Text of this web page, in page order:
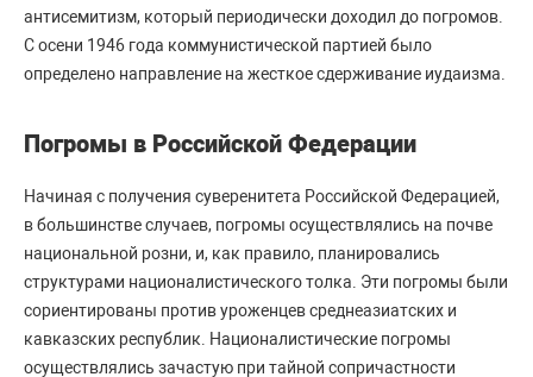
антисемитизм, который периодически доходил до погромов.
С осени 1946 года коммунистической партией было
определено направление на жесткое сдерживание иудаизма.
Погромы в Российской Федерации
Начиная с получения суверенитета Российской Федерацией,
в большинстве случаев, погромы осуществлялись на почве
национальной розни, и, как правило, планировались
структурами националистического толка. Эти погромы были
сориентированы против уроженцев среднеазиатских и
кавказских республик. Националистические погромы
осуществлялись зачастую при тайной сопричастности